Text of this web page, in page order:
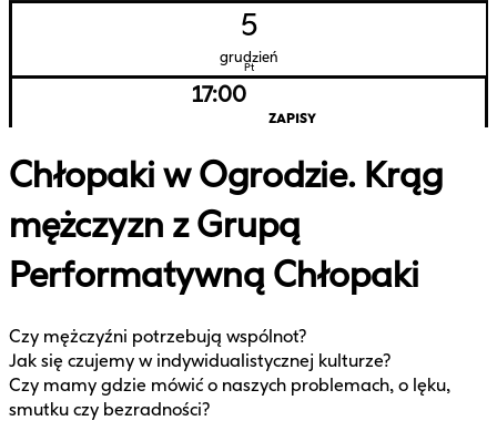
5
grudzień
Pt
17:00
ZAPISY
Chłopaki w Ogrodzie. Krąg
mężczyzn z Grupą
Performatywną Chłopaki
Czy mężczyźni potrzebują wspólnot?
Jak się czujemy w indywidualistycznej kulturze?
Czy mamy gdzie mówić o naszych problemach, o lęku,
smutku czy bezradności?